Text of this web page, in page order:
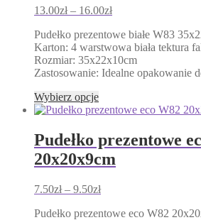
wybrać
na
stronie
produktu
13.00zł – 16.00złZakres
od
13.00zł
do
16.00zł
Pudełko prezentowe białe W83
Karton: 4 warstwowa biała tektura
Rozmiar: 35x22x10cm
Zastosowanie: Idealne opakowanie
Wybierz opcjeTen
produkt
wariantów.
Opcje
wybrać
na
stronie
Pudełko prezentowe
20x20x9cm
7.50zł – 9.50złZakres
od
Pudełko prezentowe eco W82